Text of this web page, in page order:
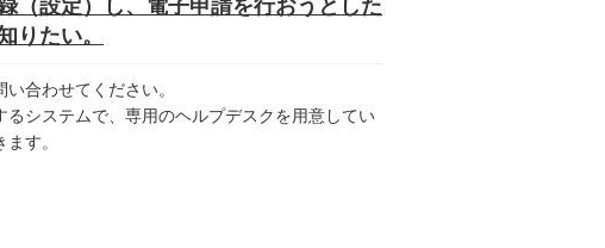
（設定）し、電子申請を行おうとした
りたい。
合わせてください。
システムで、専用のヘルプデスクを用意してい
す。